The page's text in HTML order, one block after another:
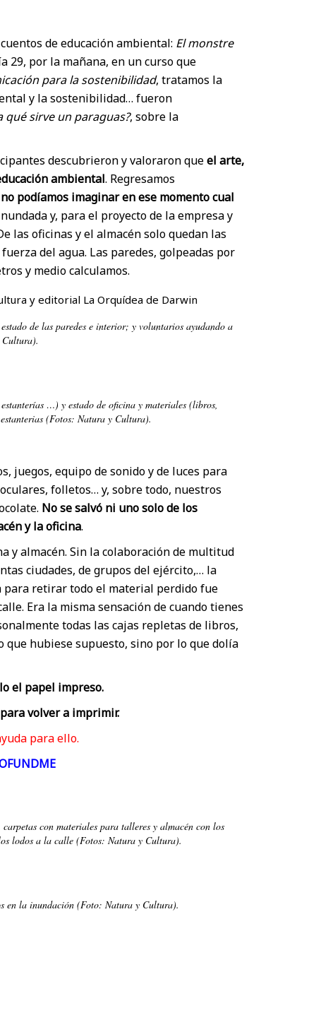
de educación ambiental: El monstre
29, por la mañana, en un curso que
para la sostenibilidad, tratamos la
y la sostenibilidad… fueron
qué sirve un paraguas?, sobre la
descubrieron y valoraron queel arte,
ambiental. Regresamos
no podíamos imaginar en ese momento cual
y, para el proyecto de la empresa y
las oficinas y el almacén solo quedan las
del agua. Las paredes, golpeadas por
y medio calculamos.
de las paredes e interior; y voluntarios ayudando a
…) y estado de oficina y materiales (libros,
(Fotos: Natura y Cultura).
juegos, equipo de sonido y de luces para
folletos… y, sobre todo, nuestros
No se salvó ni uno solo de los
y la oficina.
y almacén. Sin la colaboración de multitud
ciudades, de grupos del ejército,… la
para retirar todo el material perdido fue
Era la misma sensación de cuando tienes
todas las cajas repletas de libros,
hubiese supuesto, sino por lo que dolía
el papel impreso.
volver a imprimir.
para ello.
con materiales para talleres y almacén con los
lodos a la calle (Fotos: Natura y Cultura).
en la inundación (Foto: Natura y Cultura).